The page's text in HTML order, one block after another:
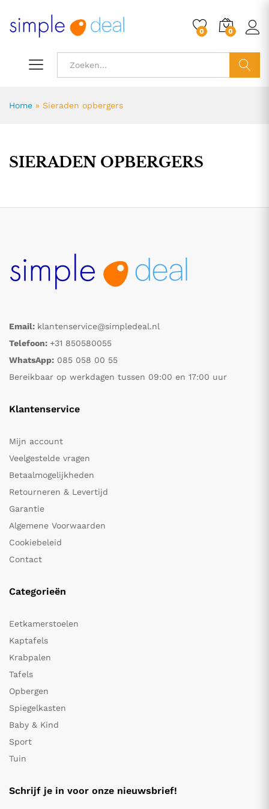
0 0
Home » Sieraden opbergers
SIERADEN OPBERGERS
Email: klantenservice@simpledeal.nl
Telefoon: +31 850580055
WhatsApp: 085 058 00 55
Bereikbaar op werkdagen tussen 09:00 en 17:00 uur
Klantenservice
Mijn account
Veelgestelde vragen
Betaalmogelijkheden
Retourneren & Levertijd
Garantie
Algemene Voorwaarden
Cookiebeleid
Contact
Categorieën
Eetkamerstoelen
Kaptafels
Krabpalen
Tafels
Opbergen
Spiegelkasten
Baby & Kind
Sport
Tuin
Schrijf je in voor onze nieuwsbrief!